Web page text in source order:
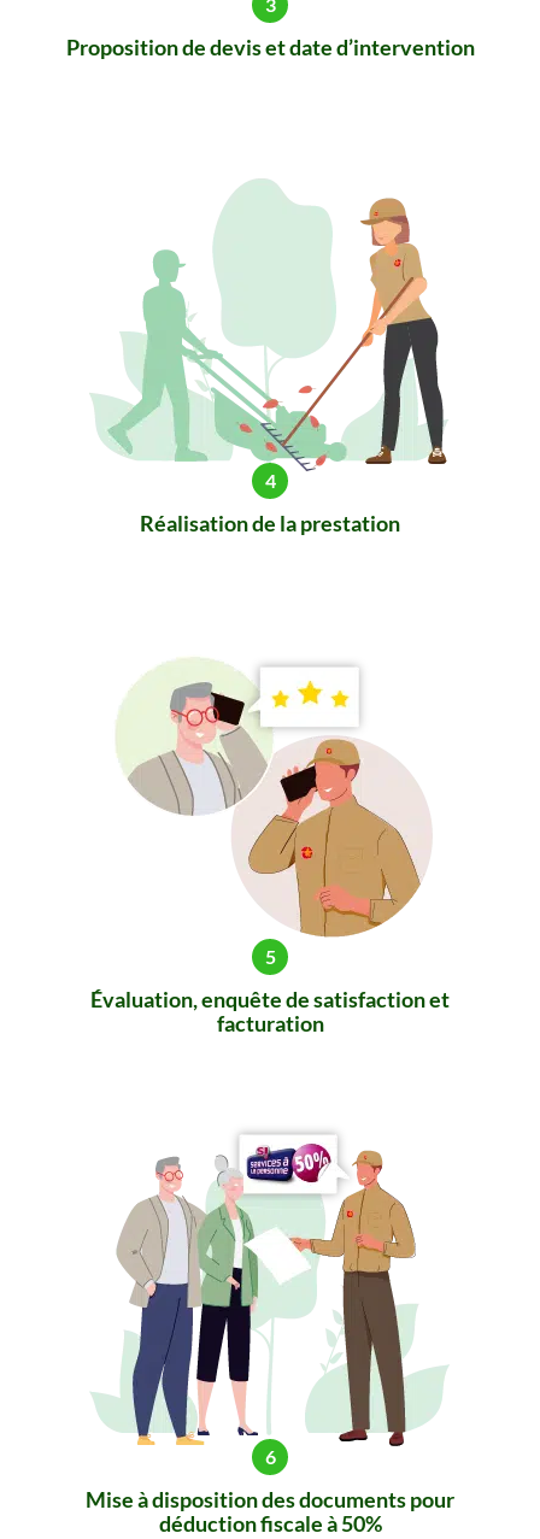
Proposition de devis et date d’intervention
Réalisation de la prestation
Évaluation, enquête de satisfaction et
facturation
Mise à disposition des documents pour
déduction fiscale à 50%